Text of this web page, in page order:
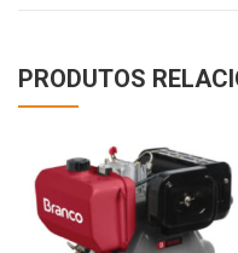
PRODUTOS